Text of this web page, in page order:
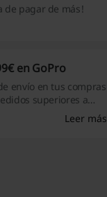
de pagar de más!
en GoPro
envío en tus compras
superiores a
Leer más